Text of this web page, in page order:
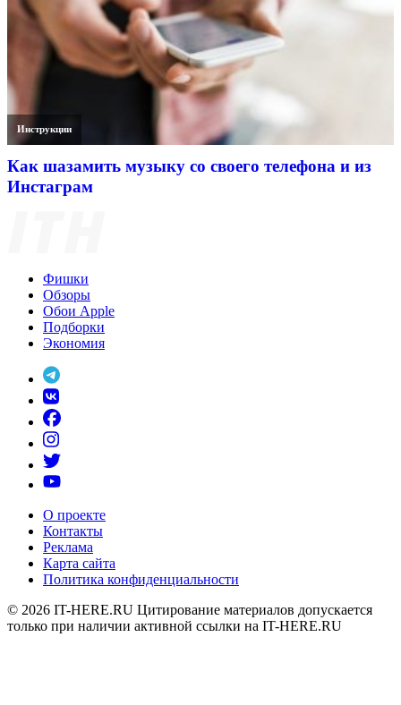
Инструкции
Как шазамить музыку со своего телефона и из
Инстаграм
Фишки
Обзоры
Обои Apple
Подборки
Экономия
О проекте
Контакты
Реклама
Карта сайта
Политика конфиденциальности
© 2026 IT-HERE.RU Цитирование материалов допускается
только при наличии активной ссылки на IT-HERE.RU